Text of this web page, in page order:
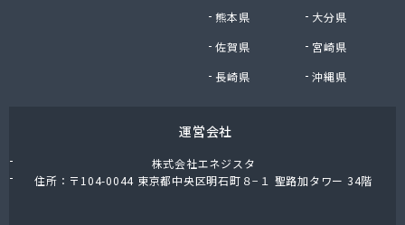
熊本県
大分県
佐賀県
宮崎県
長崎県
沖縄県
運営会社
株式会社エネジスタ
住所：〒104-0044 東京都中央区明石町８−１ 聖路加タワー 34階